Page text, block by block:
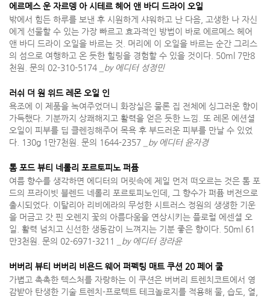
에르메스 운 자르뎅 아 시테르 헤어 앤 바디 드라이 오일
밖에서 힘든 하루를 보낸 후 시원하게 샤워하고 난 다음, 고생한 나 자신
에게 선물할 수 있는 가장 빠르고 효과적인 방법이 바로 에르메스 헤어
앤 바디 드라이 오일을 바르는 것. 머리에 이 오일을 바르는 순간 그리스
의 섬으로 여행하고 온 듯한 힐링을 경험할 수 있을 것이다. 50ml 7만8
천원. 문의 02-310-5174
_by 에디터 성정민
러쉬 더 원 위드 레몬 오일 인
욕조에 이 제품을 녹여주었더니 화장실은 물론 집 전체에 싱그러운 향이
가득했다. 기분까지 상쾌해지고 활력을 얻은 듯한 느낌. 또 레몬 에션셜
오일이 피부를 딥 클렌징해주어 목욕 후 부드러운 피부를 만날 수 있었
다. 130g 1만7천원. 문의 1644-2357
_by 에디터 윤자경
톰 포드 뷰티 네롤리 포르토피노 퍼퓸
여름 향수를 생각하면 에디터의 머릿속에 제일 먼저 떠오르는 것은 톰 포
드의 프라이빗 블렌드 네롤리 포르토피노인데, 그 향수가 퍼퓸 버전으로
출시되었다. 이탈리아 리비에라의 무성한 시트러스 정원의 생생한 기운
을 머금고 갓 핀 오렌지 꽃의 아름다움을 연상시키는 플로럴 에센셜 오
일. 활력 넘치고 신선한 생동감이 느껴지는 기분 좋은 향이다. 50ml 61
만3천원. 문의 02-6971-3211
_by 에디터 장라윤
버버리 뷰티 버버리 비욘드 웨어 퍼펙팅 매트 쿠션 20 페어 쿨
가볍고 촉촉한 텍스처를 자랑하는 이 쿠션은 버버리 트렌치코트에서 영
감받아 탄생한 기술 트렌치-프로텍트 테크놀로지를 적용해 물, 습도, 열,